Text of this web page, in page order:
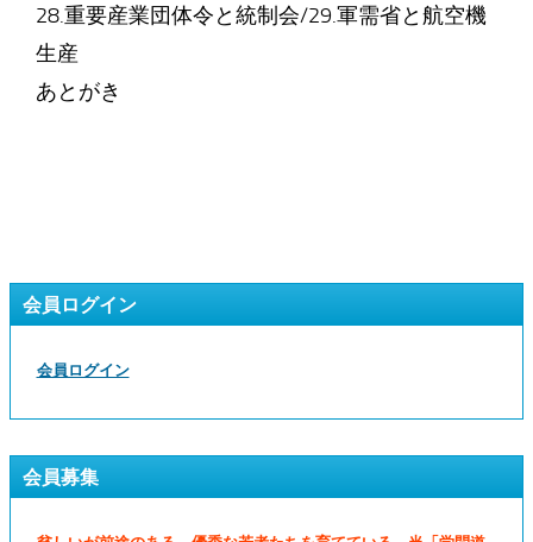
28.重要産業団体令と統制会/29.軍需省と航空機
生産
あとがき
会員ログイン
会員ログイン
会員募集